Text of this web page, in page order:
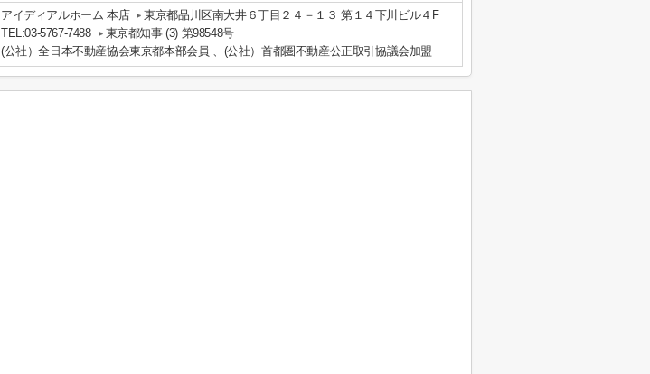
アイディアルホーム 本店
東京都品川区南大井６丁目２４－１３ 第１４下川ビル４F
TEL:03-5767-7488
東京都知事 (3) 第98548号
(公社）全日本不動産協会東京都本部会員 、(公社）首都圏不動産公正取引協議会加盟